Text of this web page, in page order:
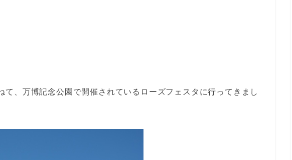
て、万博記念公園で開催されているローズフェスタに行ってきまし